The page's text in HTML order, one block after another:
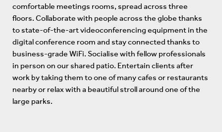
comfortable meetings rooms, spread across three
floors. Collaborate with people across the globe thanks
to state-of-the-art videoconferencing equipment in the
digital conference room and stay connected thanks to
business-grade WiFi. Socialise with fellow professionals
in person on our shared patio. Entertain clients after
work by taking them to one of many cafes or restaurants
nearby or relax with a beautiful stroll around one of the
large parks.